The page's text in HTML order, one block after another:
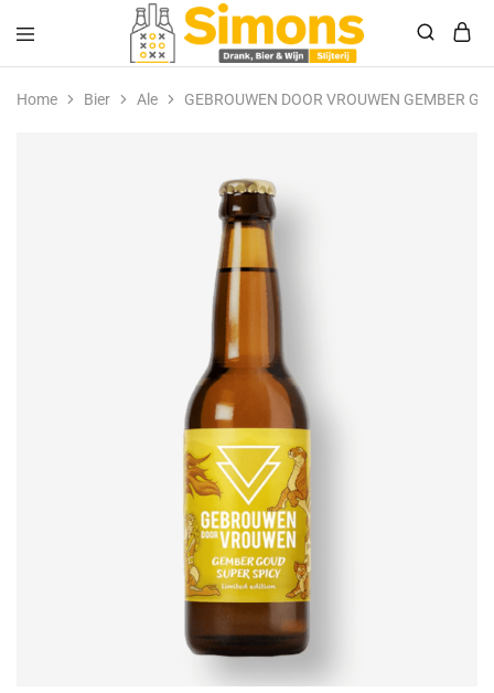
Simonsdrank.nl
Drank,
Bier
&
Home Bier Ale GEBROUWEN DOOR VROUWEN GEMBER